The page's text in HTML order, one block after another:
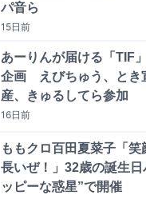
パ音ら
15日前
あーりんが届ける「TIF
企画 えびちゅう、とき
産、きゅるしてら参加
16日前
ももクロ百田夏菜子「
長いぜ！」32歳の誕生
ッピーな惑星”で開催